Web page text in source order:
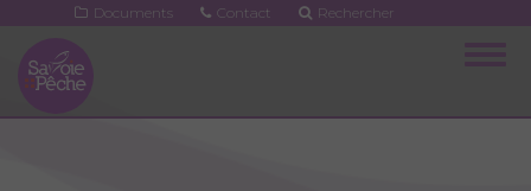
contenu
principal
Documents Contact Rechercher